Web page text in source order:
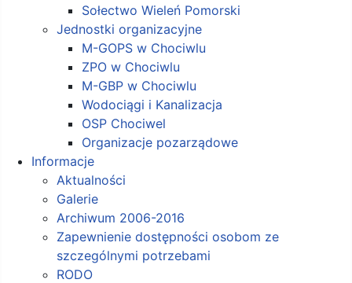
Sołectwo Wieleń Pomorski
Jednostki organizacyjne
M-GOPS w Chociwlu
ZPO w Chociwlu
M-GBP w Chociwlu
Wodociągi i Kanalizacja
OSP Chociwel
Organizacje pozarządowe
Informacje
Aktualności
Galerie
Archiwum 2006-2016
Zapewnienie dostępności osobom ze
szczególnymi potrzebami
RODO